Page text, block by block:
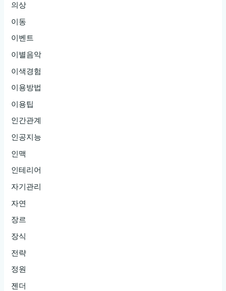
의상
이동
이벤트
이별음악
이색경험
이용방법
이용팁
인간관계
인공지능
인맥
인테리어
자기관리
자연
장르
장식
전략
정원
젠더